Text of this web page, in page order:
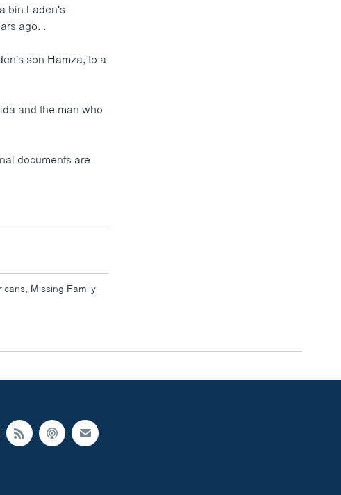
bin Laden's
ago. .
son Hamza, to a
and the man who
documents are
Missing Family